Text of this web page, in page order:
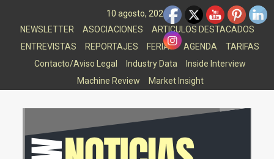
10 agosto, 2026
NEWSLETTER
ASOCIACIONES
ARTICULOS DESTACADOS
ENTREVISTAS
REPORTAJES FERIAS AGENDA
TARIFAS
Contacto/Aviso Legal
Industry Data
Inside Interview
Machine Review
Market Insight